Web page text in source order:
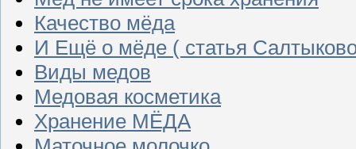
Качество мёда
И Ещё о мёде ( статья
Виды медов
Медовая косметика
Хранение МЁДА